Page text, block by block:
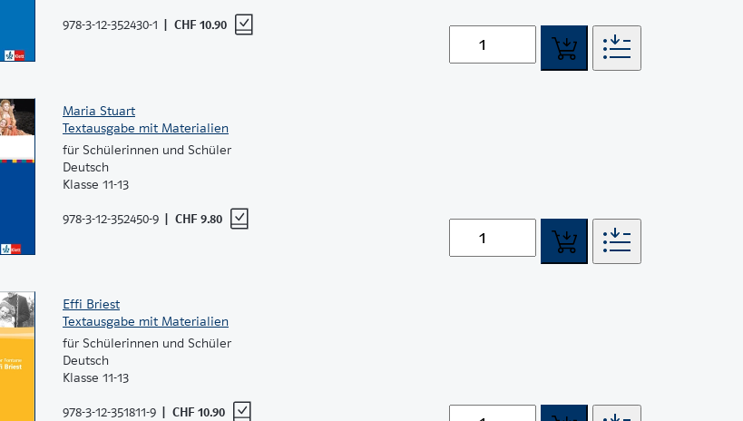
978-3-12-352430-1 CHF 10.90
Maria Stuart
Textausgabe mit Materialien
für Schülerinnen und Schüler
Deutsch
Klasse 11-13
978-3-12-352450-9 CHF 9.80
Effi Briest
Textausgabe mit Materialien
für Schülerinnen und Schüler
Deutsch
Klasse 11-13
978-3-12-351811-9 CHF 10.90